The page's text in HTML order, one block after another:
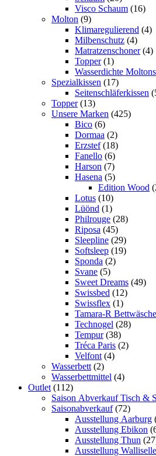
Visco Schaum (16)
Molton (9)
Klimaregulierend (4)
Milbenschutz (4)
Matratzenschoner (4)
Topper (1)
Wasserdichte Moltons
Spezialkissen (17)
Seitenschläferkissen
Topper (13)
Unsere Marken (425)
Bico (6)
Dormaa (2)
Erzstef (18)
Fanello (6)
Harson (7)
Hasena (5)
Edition Wood
Lotus (10)
Lüönd (1)
Philrouge (28)
Riposa (45)
Sleepline (29)
Softsleep (19)
Sponda (2)
Svane (5)
Sweet Dreams (49)
Swissbed (12)
Swissflex (1)
Tamara-R Bettwäsche
Technogel (28)
Tempur (38)
Tréca Paris (2)
Velfont (4)
Wasserbett (2)
Wasserbettmittel (4)
Outlet (112)
Saison Abverkauf Tisch &
Saisonabverkauf (72)
Ausstellung Aarburg
Ausstellung Ebikon
Ausstellung Thun
Ausstellung